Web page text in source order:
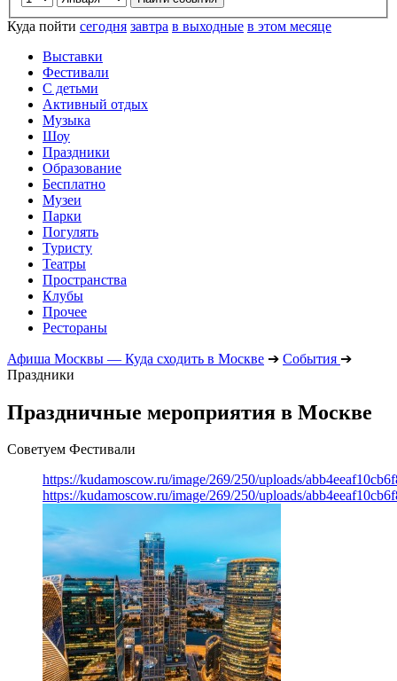
Куда пойти сегодня завтра в выходные в этом месяце
Выставки
Фестивали
С детьми
Активный отдых
Музыка
Шоу
Праздники
Образование
Бесплатно
Музеи
Парки
Погулять
Туристу
Театры
Пространства
Клубы
Прочее
Рестораны
Афиша Москвы — Куда сходить в Москве ➔ События ➔
Праздники
Праздничные мероприятия в Москве
Советуем Фестивали
https://kudamoscow.ru/image/269/250/uploads/
https://kudamoscow.ru/image/269/250/uploads/